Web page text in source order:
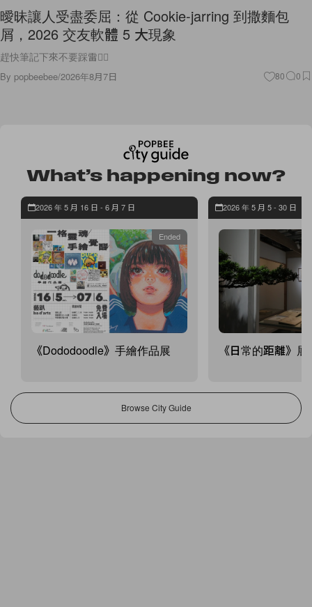
曖昧讓人受盡委屈：從 Cookie-jarring 到撒麵包
屑，2026 交友軟體 5 大現象
趕快筆記下來不要踩雷🙅‍♀️
By popbeebee/2026年8月7日 80 0
What’s happening now?
Ended
《Dododoodle》手繪作品展
2026 年 5 月 16 日 - 6 月 7 日
《日常的距離》展
2026 年 5 月 5 - 30 日
Browse City Guide